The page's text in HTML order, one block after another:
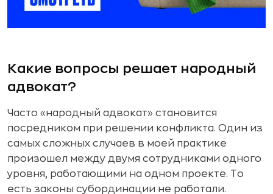
Какие вопросы решает народный
адвокат?
Часто «народный адвокат» становится
посредником при решении конфликта. Один из
самых сложных случаев в моей практике
произошел между двумя сотрудниками одного
уровня, работающими на одном проекте. То
есть законы субординации не работали.